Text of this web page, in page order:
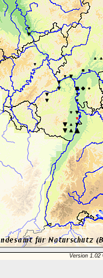
Version